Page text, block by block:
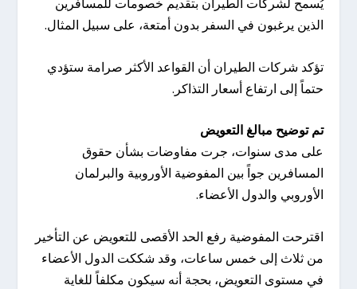
الذين يرغبون في السفر بدون أمتعة، على سبيل المثال.
تؤكد شركات الطيران أن القواعد الأكثر صرامة ستؤدي
حتماً إلى ارتفاع أسعار التذاكر.
تم توضيح مبالغ التعويض
على مدى سنوات، جرت مفاوضات بشأن حقوق
المسافرين جواً بين المفوضية الأوروبية والبرلمان
الأوروبي والدول الأعضاء.
اقترحت المفوضية رفع الحد الأقصى للتعويض عن التأخير
من ثلاث إلى خمس ساعات، وقد شككت الدول الأعضاء
في مستوى التعويض، بحجة أنه سيكون مكلفاً للغاية